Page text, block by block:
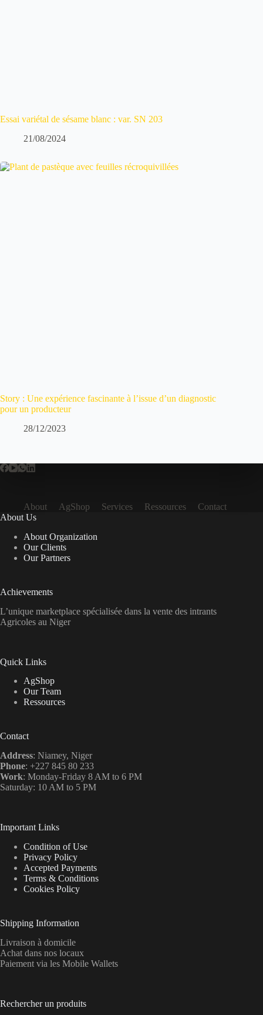
Essai variétal de sésame blanc : var. SN 203
21/08/2024
Story : Une expérience fascinante à l’issue d’un diagnostic
pour un producteur
28/12/2023
About AgShop Services Ressources
Contact
About Us
About Organization
Our Clients
Our Partners
Achievements
L’unique marketplace spécialisée dans la vente des intrants
Agricoles au Niger
Quick Links
AgShop
Our Team
Ressources
Contact
Address: Niamey, Niger
Phone: +227 845 80 233
Work: Monday-Friday 8 AM to 6 PM
Saturday: 10 AM to 5 PM
Important Links
Condition of Use
Privacy Policy
Accepted Payments
Terms & Conditions
Cookies Policy
Shipping Information
Livraison à domicile
Achat dans nos locaux
Paiement via les Mobile Wallets
Rechercher un produits